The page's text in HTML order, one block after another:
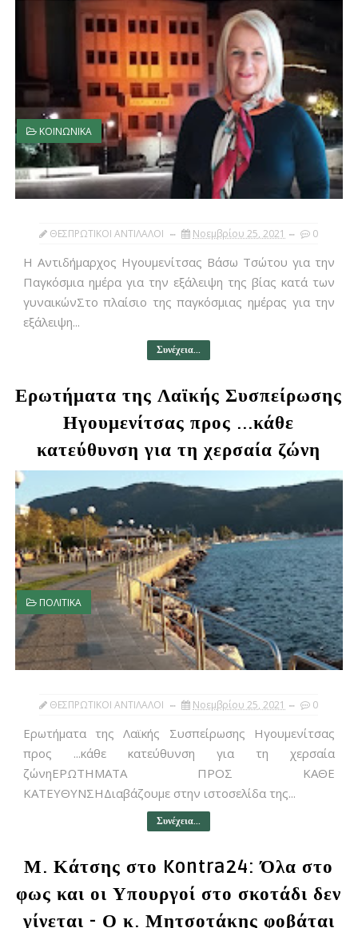
ΚΟΙΝΩΝΙΚΑ
ΘΕΣΠΡΩΤΙΚΟΙ ΑΝΤΙΛΑΛΟΙ Νοεμβρίου 25, 2021 0
Η Αντιδήμαρχος Ηγουμενίτσας Βάσω Τσώτου για την
Παγκόσμια ημέρα για την εξάλειψη της βίας κατά των
γυναικώνΣτο πλαίσιο της παγκόσμιας ημέρας για την
εξάλειψη...
Συνέχεια...
Ερωτήματα της Λαϊκής Συσπείρωσης
Ηγουμενίτσας προς ...κάθε
κατεύθυνση για τη χερσαία ζώνη
ΠΟΛΙΤΙΚΑ
ΘΕΣΠΡΩΤΙΚΟΙ ΑΝΤΙΛΑΛΟΙ Νοεμβρίου 25, 2021 0
Ερωτήματα της Λαϊκής Συσπείρωσης Ηγουμενίτσας
προς ...κάθε κατεύθυνση για τη χερσαία
ζώνηΕΡΩΤΗΜΑΤΑ ΠΡΟΣ ΚΑΘΕ
ΚΑΤΕΥΘΥΝΣΗΔιαβάζουμε στην ιστοσελίδα της...
Συνέχεια...
Μ. Κάτσης στο Kontra24: Όλα στο
φως και οι Υπουργοί στο σκοτάδι δεν
γίνεται - Ο κ. Μητσοτάκης φοβάται